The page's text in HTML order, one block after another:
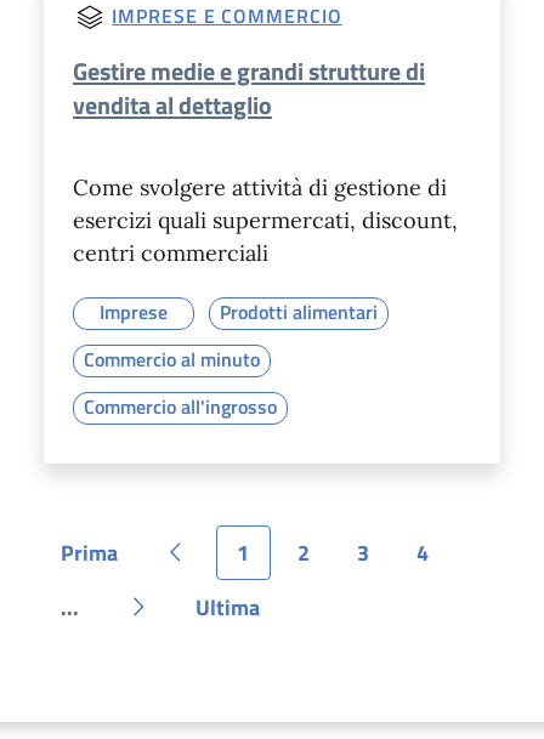
IMPRESE E COMMERCIO
Gestire medie e grandi strutture di
vendita al dettaglio
Come svolgere attività di gestione di
esercizi quali supermercati, discount,
centri commerciali
Imprese
Prodotti alimentari
Commercio al minuto
Commercio all'ingrosso
Pagina
Prima Pagina precedente
Pagina
1 Pagina
2 Pagina
3 Pagina
4
Pagina
... Pagina successiva
Pagina
Ultima